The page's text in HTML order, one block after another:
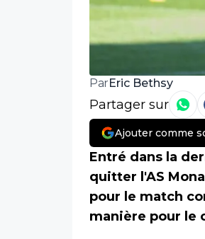
ParEric Bethsy
Partager sur
Ajouter comme
Entré dans la
quitter l'AS
pour le match
manière pour le